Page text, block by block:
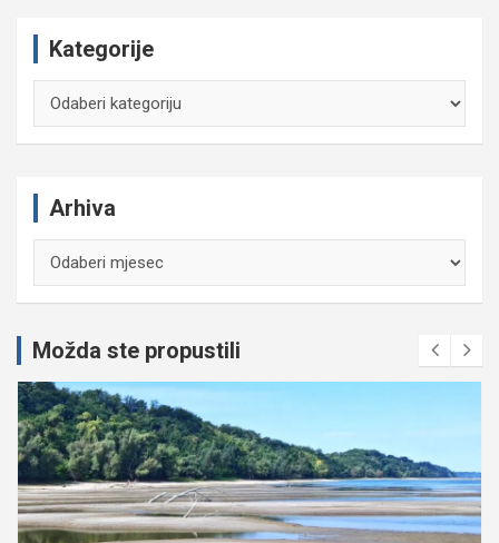
Kategorije
Arhiva
Možda ste propustili